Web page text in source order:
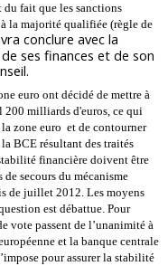
fait que les sanctions
la majorité qualifiée (règle de
conclure avec la
ses finances et de son
euro ont décidé de mettre à
milliards d'euros, ce qui
zone euro et de contourner
BCE résultant des traités
financière doivent être
secours du mécanisme
de juillet 2012. Les moyens
est débattue. Pour
vote passent de l’unanimité à
et la banque centrale
pour assurer la stabilité